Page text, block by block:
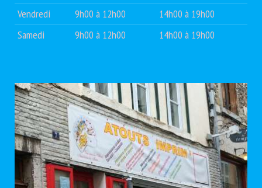
Vendredi
9h00 à 12h00
14h00 à 19h00
Samedi
9h00 à 12h00 14h00 à 19h00